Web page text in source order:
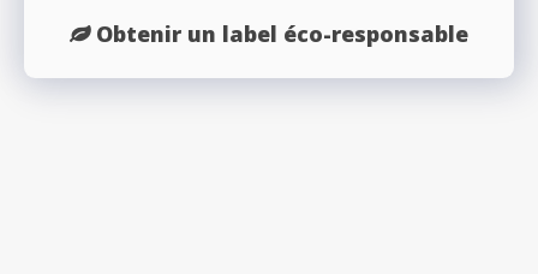
Obtenir un label éco-responsable